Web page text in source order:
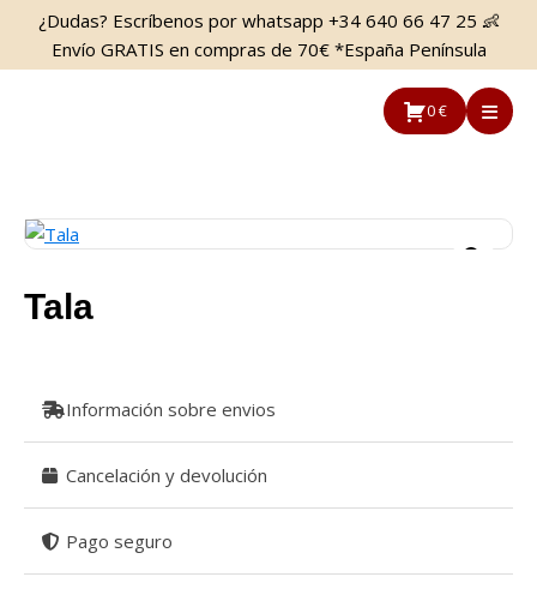
Saltar
contenido
Saltar
la
¿Dudas? Escríbenos por whatsapp +34 640 66 47 25 👶
Envío GRATIS en compras de 70€ *España Península
0 €
Tala
Información sobre envios
Cancelación y devolución
Pago seguro